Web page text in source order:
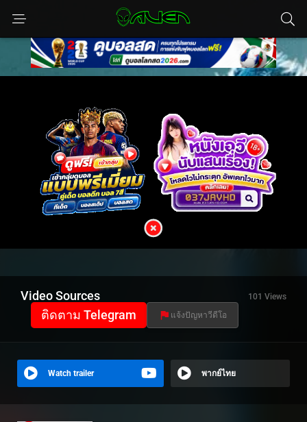
Video Sources 101 Views
ติดตาม Telegram แจ้งปัญหาวีดีโอ
Watch trailer พากย์ไทย